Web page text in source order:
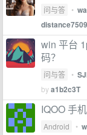
问与答 •
distance7509
win 平台
码？
问与答 •
bya1b2c3T
IQOO 手
Android •